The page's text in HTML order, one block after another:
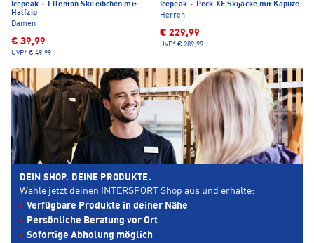
Icepeak ·
Ellenton Skileibchen mit
Halfzip
Damen
€ 39,99
UVP* € 49,99
Icepeak ·
Peck XF Skijacke mit Kapuze
Herren
€ 229,99
UVP* € 289,99
DEIN SHOP. DEINE PRODUKTE.
Wähle jetzt deinen INTERSPORT Shop aus und erhalte:
Verfügbare Produkte in deiner Nähe
Persönliche Beratung vor Ort
Sofortige Abholung möglich